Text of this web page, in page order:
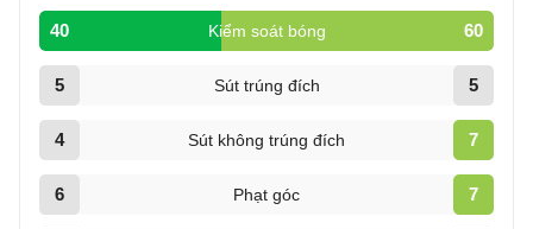
40 Kiểm soát bóng 60
5 Sút trúng đích 5
4 Sút không trúng đích 7
6 Phạt góc 7